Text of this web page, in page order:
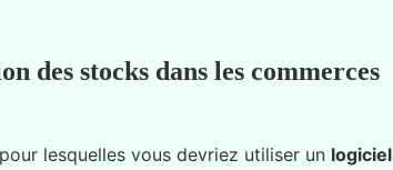
des stocks dans les commerces
lesquelles vous devriez utiliser un logiciel